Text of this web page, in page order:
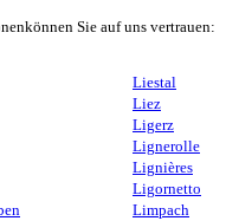
Sie auf uns vertrauen:
Liestal
Liez
Ligerz
Lignerolle
Lignières
Ligornetto
Limpach